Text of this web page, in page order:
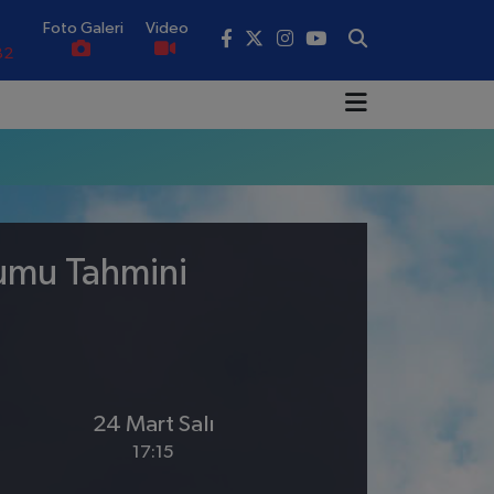
Foto Galeri Video
Tahmini
24 Mart Salı
17:15